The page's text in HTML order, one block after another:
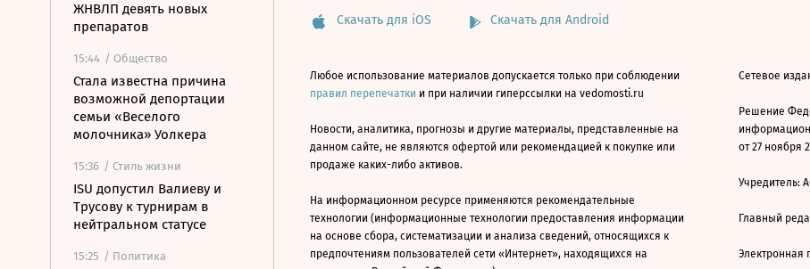
ЖНВЛП девять новых
препаратов
15:44 / Общество
Стала известна причина
возможной депортации
семьи «Веселого
молочника» Уолкера
15:36 / Стиль жизни
ISU допустил Валиеву и
Трусову к турнирам в
нейтральном статусе
15:25 / Политика
Скачать для iOS Скачать для Android
Любое использование материалов допускается только при соблюдении
правил перепечатки и при наличии гиперссылки на vedomosti.ru
Новости, аналитика, прогнозы и другие материалы, представленные на
данном сайте, не являются офертой или рекомендацией к покупке или
продаже каких-либо активов.
На информационном ресурсе применяются рекомендательные
технологии (информационные технологии предоставления информации
на основе сбора, систематизации и анализа сведений, относящихся к
предпочтениям пользователей сети «Интернет», находящихся на
Сетевое
Решение
от 27 ноября
Учредитель:
Главный
Электронная